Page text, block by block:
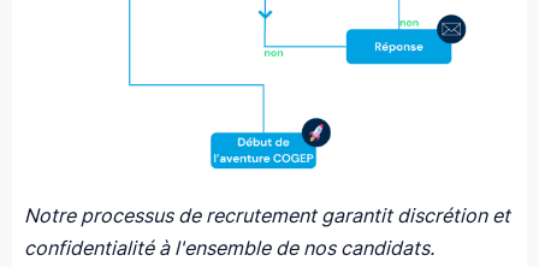
Notre processus de recrutement garantit discrétion et
confidentialité à l'ensemble de nos candidats.